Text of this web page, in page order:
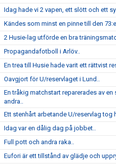
Idag hade vi 2 vapen, ett slött och ett
Kändes som minst en pinne till den
2 Husie-lag utförde en bra
Propagandafotboll i Arlöv..
En trea till Husie hade varit ett rättvist
Oavgjort för U/reservlaget i Lund..
En tråkig matchstart reparerades av en
andra..
Ett stenhårt arbetande U/reservlag tog
Idag var en dålig dag på jobbet..
Full pott och andra raka..
Eufori är ett tillstånd av glädje och